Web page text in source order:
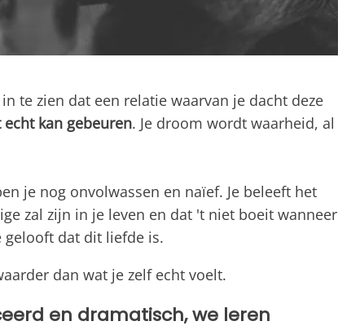
te zien dat een relatie waarvan je dacht deze
echt kan gebeuren. Je droom wordt waarheid, al
je nog onvolwassen en naïef. Je beleeft het
zal zijn in je leven en dat 't niet boeit wanneer
gelooft dat dit liefde is.
dan wat je zelf echt voelt.
en dramatisch, we leren